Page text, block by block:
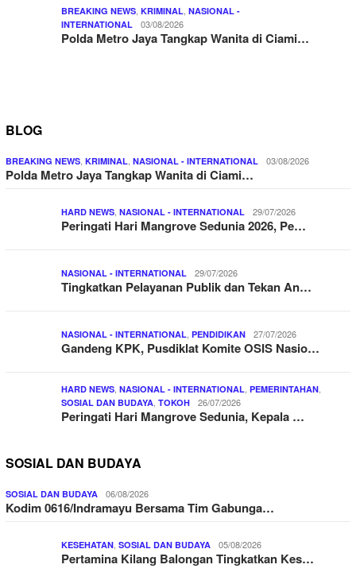
BREAKING NEWS KRIMINAL NASIONAL -
INTERNATIONAL
03/08/2026
Polda Metro Jaya Tangkap Wanita di Ciami…
BLOG
BREAKING NEWS KRIMINAL NASIONAL - INTERNATIONAL 03/08/2026
Polda Metro Jaya Tangkap Wanita di Ciami…
HARD NEWS NASIONAL - INTERNATIONAL 29/07/2026
Peringati Hari Mangrove Sedunia 2026, Pe…
NASIONAL - INTERNATIONAL 29/07/2026
Tingkatkan Pelayanan Publik dan Tekan An…
NASIONAL - INTERNATIONAL PENDIDIKAN 27/07/2026
Gandeng KPK, Pusdiklat Komite OSIS Nasio…
HARD NEWS NASIONAL - INTERNATIONAL PEMERINTAHAN
SOSIAL DAN BUDAYA TOKOH 26/07/2026
Peringati Hari Mangrove Sedunia, Kepala …
SOSIAL DAN BUDAYA
SOSIAL DAN BUDAYA 06/08/2026
Kodim 0616/Indramayu Bersama Tim Gabunga…
KESEHATAN SOSIAL DAN BUDAYA 05/08/2026
Pertamina Kilang Balongan Tingkatkan Kes…